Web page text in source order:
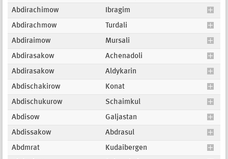
Abdirachimow
Ibragim
Abdirachmow
Turdali
Abdiraimow
Mursali
Abdirasakow
Achenadoli
Abdirasakow
Aldykarin
Abdischakirow
Konat
Abdischukurow
Schaimkul
Abdisow
Galjastan
Abdissakow
Abdrasul
Abdmrat
Kudaibergen